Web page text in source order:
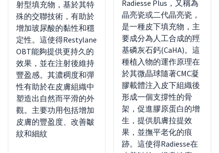
射型填充物，基於其特
殊的交聯技術，有助於
增加玻尿酸的黏性和穩
定性。這使得Restylane
OBT能夠提供更持久的
效果，並在注射後維持
豐盈感。其濃稠度和彈
性有助於在皮膚組織中
塑造出自然而平滑的外
觀。主要功用包括增加
皮膚的豐盈度、改善皺
紋和細紋
Radiesse Plus，又稱為
晶亮瓷或二代晶亮瓷，
是一種皮下填充物，主
要成分為人工合成的羥
基磷灰石鈣(CaHA)。這
種植入物的運作原理在
於其微晶球隨著CMC凝
膠載體注入皮下組織後
形成一個支撐性的骨
架，促進膠原蛋白的增
生，提供肌膚拉提效
果，並撫平老化的痕
跡。這使得Radiesse在